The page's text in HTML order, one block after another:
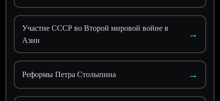
Участие СССР во Второй мировой войне в
Азии
→
Реформы Петра Столыпина →